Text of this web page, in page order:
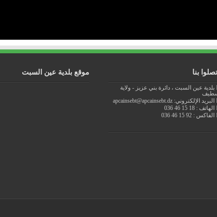
بنا
بلدية عين السبت ، دائرة بني عزيز - ولاية
البريد الإلكتروني: apcainsebt@apcainsebt.dz
الهاتف : 18 15 46 036
الفاكس : 92 15 46 036
موقع بلدية عين السبت